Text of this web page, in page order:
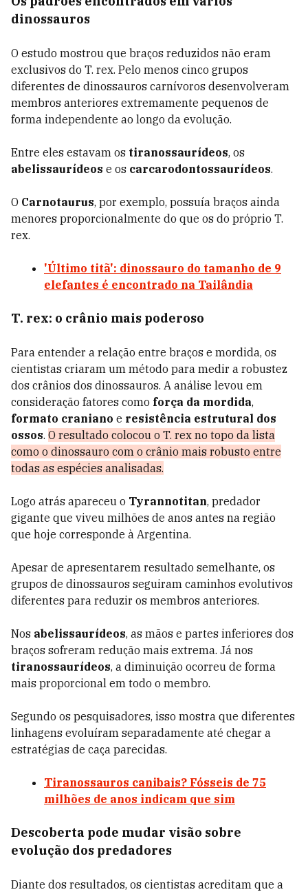
dinossauros
O estudo mostrou que braços reduzidos não eram
exclusivos do T. rex. Pelo menos cinco grupos
diferentes de dinossauros carnívoros desenvolveram
membros anteriores extremamente pequenos de
forma independente ao longo da evolução.
Entre eles estavam os tiranossaurídeos, os
abelissaurídeos e os carcarodontossaurídeos.
O Carnotaurus, por exemplo, possuía braços ainda
menores proporcionalmente do que os do próprio T.
rex.
'Último titã': dinossauro do tamanho de 9
elefantes é encontrado na Tailândia
T. rex: o crânio mais poderoso
Para entender a relação entre braços e mordida, os
cientistas criaram um método para medir a robustez
dos crânios dos dinossauros. A análise levou em
consideração fatores como força da mordida,
formato craniano e resistência estrutural dos
ossos. O resultado colocou o T. rex no topo da lista
como o dinossauro com o crânio mais robusto entre
todas as espécies analisadas.
Logo atrás apareceu o Tyrannotitan, predador
gigante que viveu milhões de anos antes na região
que hoje corresponde à Argentina.
Apesar de apresentarem resultado semelhante, os
grupos de dinossauros seguiram caminhos evolutivos
diferentes para reduzir os membros anteriores.
Nos abelissaurídeos, as mãos e partes inferiores dos
braços sofreram redução mais extrema. Já nos
tiranossaurídeos, a diminuição ocorreu de forma
mais proporcional em todo o membro.
Segundo os pesquisadores, isso mostra que diferentes
linhagens evoluíram separadamente até chegar a
estratégias de caça parecidas.
Tiranossauros canibais? Fósseis de 75
milhões de anos indicam que sim
Descoberta pode mudar visão sobre
evolução dos predadores
Diante dos resultados, os cientistas acreditam que a